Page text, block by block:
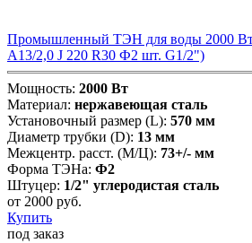
Промышленный ТЭН для воды 2000 Вт
А13/2,0 J 220 R30 Ф2 шт. G1/2")
Мощность: 2000 Вт
Материал: нержавеющая сталь
Установочный размер (L): 570 мм
Диаметр трубки (D): 13 мм
Межцентр. расст. (М/Ц): 73+/- мм
Форма ТЭНа: Ф2
Штуцер: 1/2" углеродистая сталь
от 2000 руб.
Купить
под заказ